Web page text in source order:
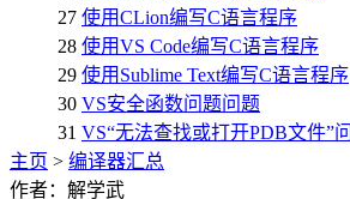
27 使用CLion编写C语言程序
28 使用VS Code编写C语言程序
29 使用Sublime Text编写C语言程序
30 VS安全函数问题问题
31 VS“无法查找或打开PDB文件”
主页 > 编译器汇总
作者：解学武